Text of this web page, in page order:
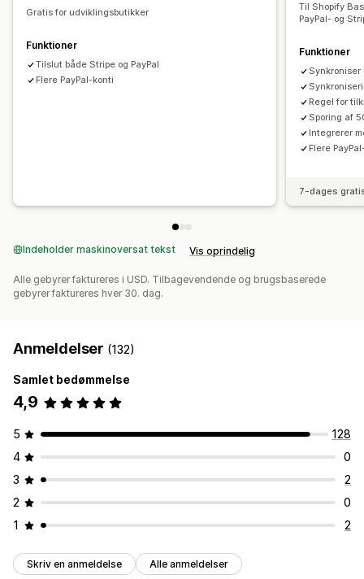
Gratis for udviklingsbutikker
Funktioner
Tilslut både Stripe og PayPal
Flere PayPal-konti
Til Shopify
PayPal- og
Funktioner
Regel for
Sporing af
Integrerer
Flere
7-dages
Indeholder maskinoversat tekst Vis oprindelig
Alle gebyrer faktureres i USD. Tilbagevendende og brugsbaserede
gebyrer faktureres hver 30. dag.
Anmeldelser (132)
Samlet bedømmelse
4,9
5
128
4
0
3
2
2
0
1
2
Skriv en anmeldelse Alle anmeldelser